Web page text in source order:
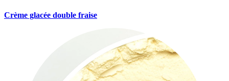
Crème glacée double fraise